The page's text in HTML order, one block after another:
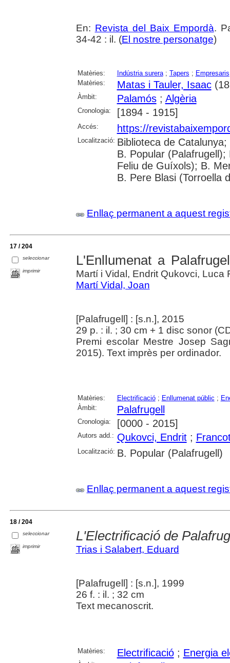
En: Revista del Baix Empordà.
34-42 : il. (El nostre personatge)
Matèries: Indústria surera; Tapers ; Empresaris
Matèries:
Matas i Tauler, Isaac
Àmbit: Palamós; Algèria
Cronologia: [1894 - 1915]
Accés: https://
Localització: Biblioteca de
B. Popular
Feliu de Guíxols); B.
B. Pere Blasi (Torroella
Enllaç permanent a aquest
17 / 204
seleccionar
imprimir
L'Enllumenat a
Martí i Vidal, Endrit Qukovci, Luca
Martí Vidal, Joan
[Palafrugell] : [s.n.], 2015
29 p. : il. ; 30 cm + 1 disc sonor
Premi escolar Mestre Josep
2015). Text imprès per ordinador.
Matèries: Electrificació; Enllumenat públic ;
Àmbit:
Palafrugell
Cronologia: [0000 - 2015]
Autors add.: Qukovci, Endrit;
Localització: B. Popular (Palafrugell)
Enllaç permanent a aquest
18 / 204
seleccionar
imprimir
L'Electrificació de
Trias i Salabert, Eduard
[Palafrugell] : [s.n.], 1999
26 f. : il. ; 32 cm
Text mecanoscrit.
Matèries: Electrificació; Energia